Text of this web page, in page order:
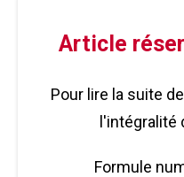
Article
Pour lire la suite
l'intégralité
Formule